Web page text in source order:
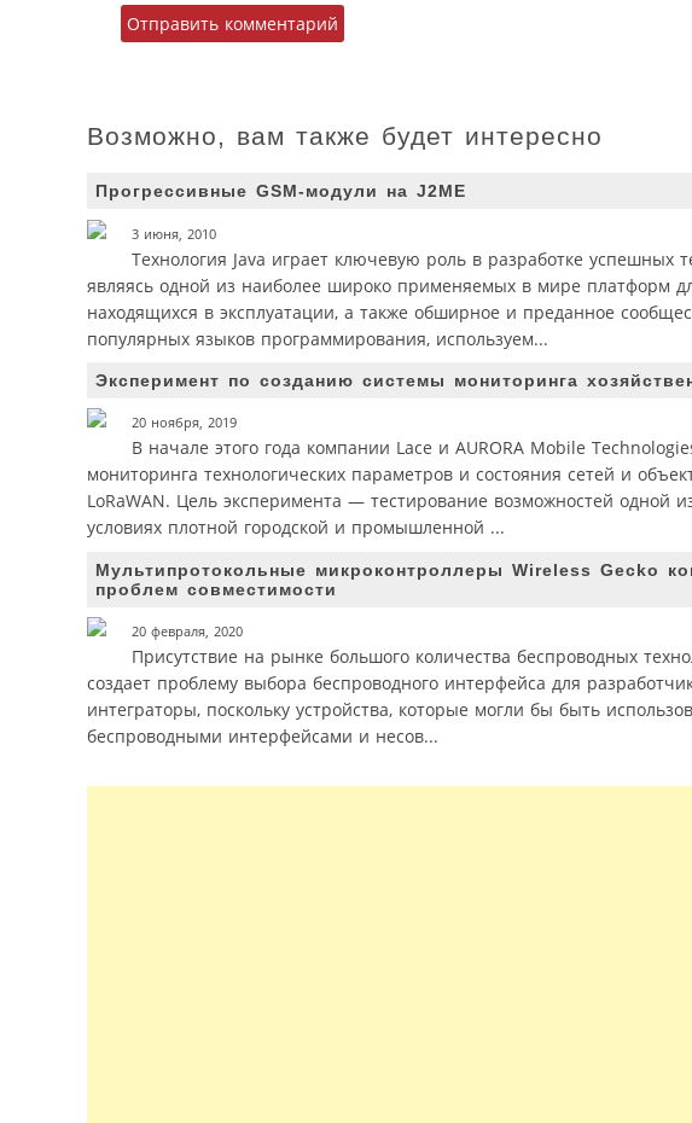
Возможно, вам также будет интересно
Прогрессивные GSM-модули на J2ME
3 июня, 2010
Технология Java играет ключевую роль в разработке
являясь одной из наиболее широко применяемых в мире платформ
находящихся в эксплуатации, а также обширное и преданное
популярных языков программирования, используем...
Эксперимент по созданию системы мониторинга
20 ноября, 2019
В начале этого года компании Lace и AURORA Mobile
мониторинга технологических параметров и состояния сетей и
LoRaWAN. Цель эксперимента — тестирование возможностей одной
условиях плотной городской и промышленной ...
Мультипротокольные микроконтроллеры Wireless Gecko
проблем совместимости
20 февраля, 2020
Присутствие на рынке большого количества беспроводных
создает проблему выбора беспроводного интерфейса для
интеграторы, поскольку устройства, которые могли бы быть
беспроводными интерфейсами и несов...